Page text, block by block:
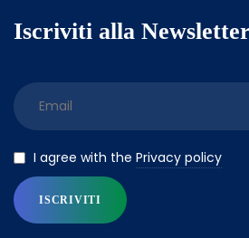
Iscriviti alla Newsletter
I agree with the Privacy policy